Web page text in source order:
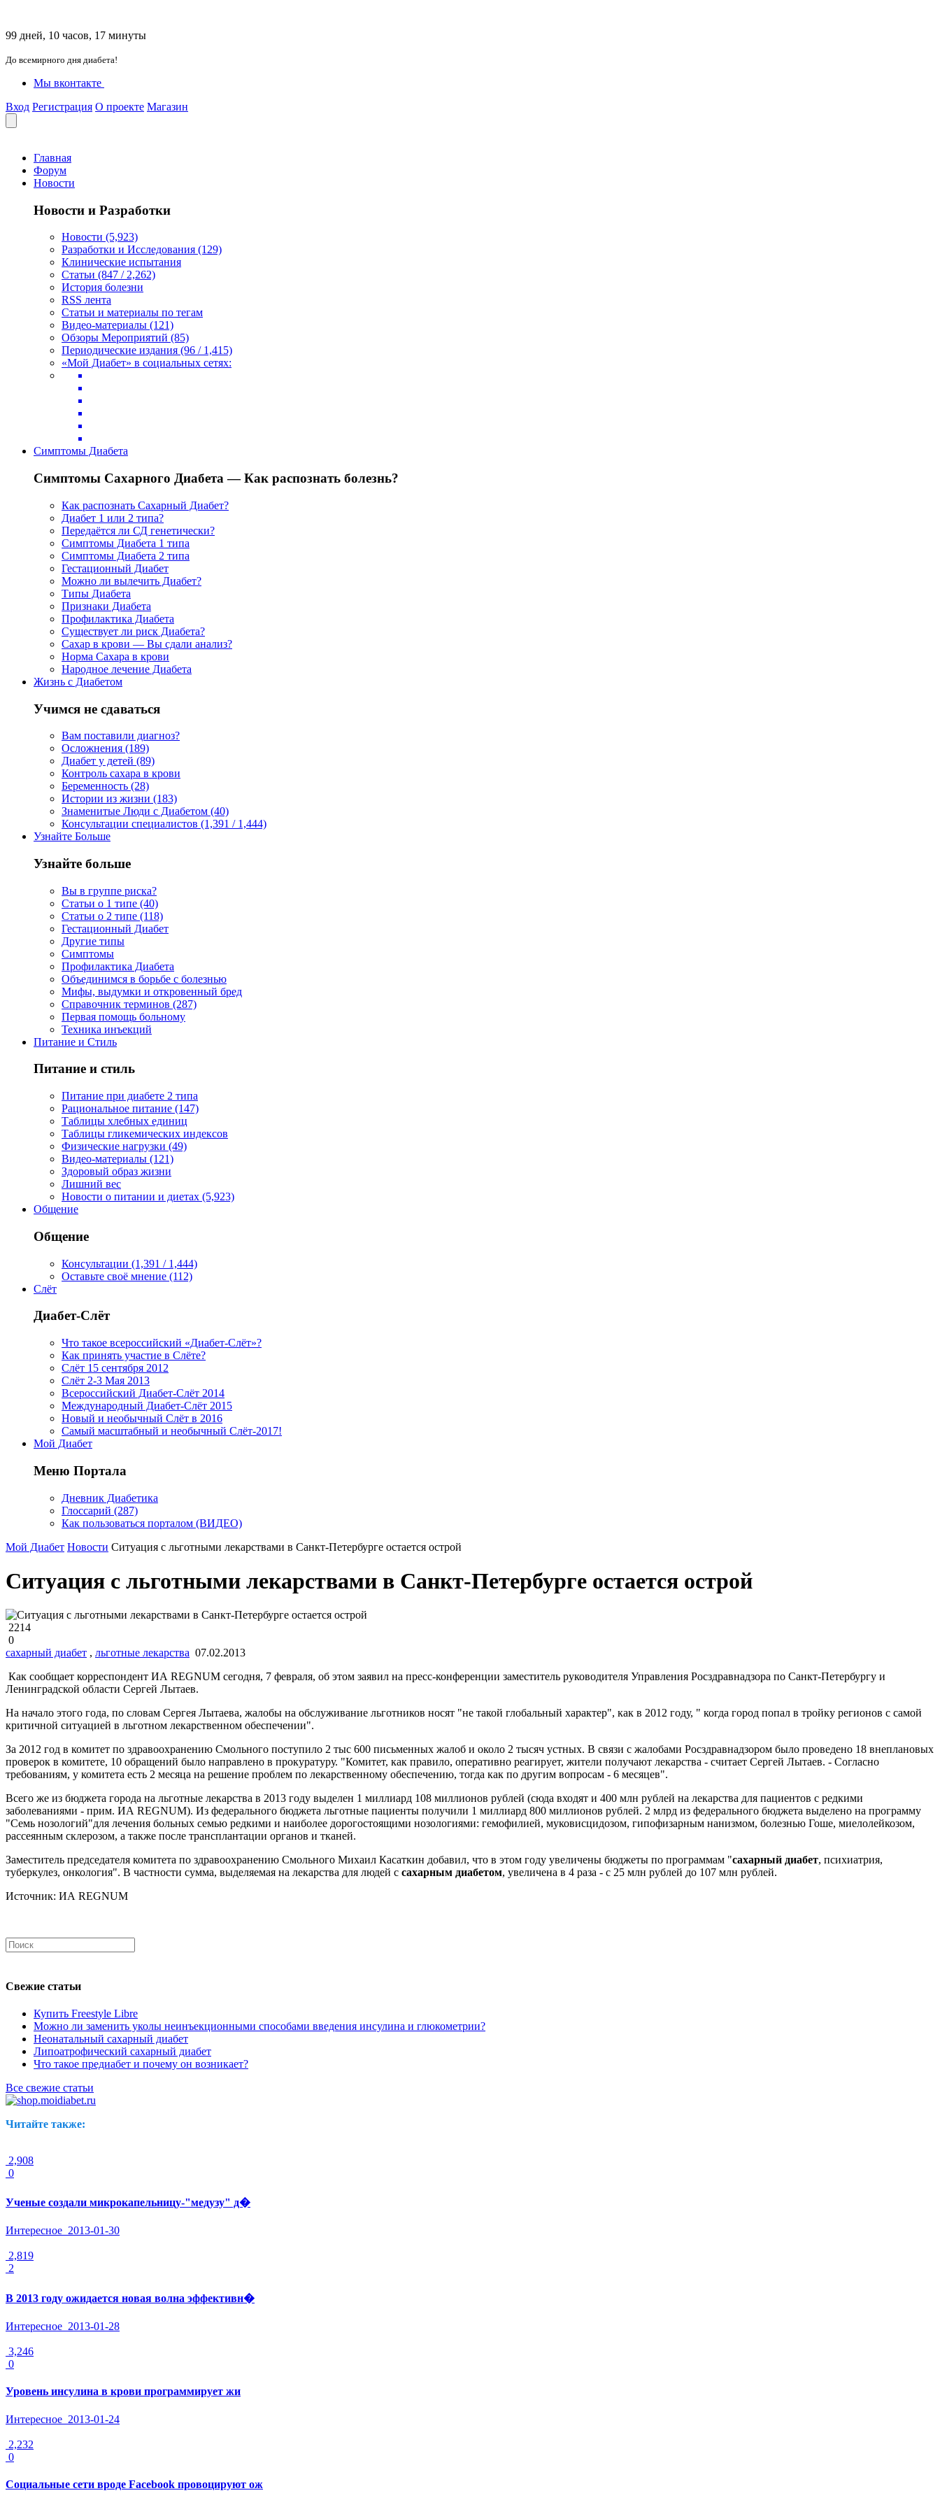
99 дней, 10 часов, 17 минуты
До всемирного дня диабета!
Мы вконтакте
Вход Регистрация О проекте Магазин
Главная
Форум
Новости
Новости и Разработки
Новости (5,923)
Разработки и Исследования (129)
Клинические испытания
Статьи (847 / 2,262)
История болезни
RSS лента
Статьи и материалы по тегам
Видео-материалы (121)
Обзоры Мероприятий (85)
Периодические издания (96 / 1,415)
«Мой Диабет» в социальных сетях:
Симптомы Диабета
Симптомы Сахарного Диабета — Как распознать болезнь?
Как распознать Сахарный Диабет?
Диабет 1 или 2 типа?
Передаётся ли СД генетически?
Симптомы Диабета 1 типа
Симптомы Диабета 2 типа
Гестационный Диабет
Можно ли вылечить Диабет?
Типы Диабета
Признаки Диабета
Профилактика Диабета
Существует ли риск Диабета?
Сахар в крови — Вы сдали анализ?
Норма Сахара в крови
Народное лечение Диабета
Жизнь с Диабетом
Учимся не сдаваться
Вам поставили диагноз?
Осложнения (189)
Диабет у детей (89)
Контроль сахара в крови
Беременность (28)
Истории из жизни (183)
Знаменитые Люди с Диабетом (40)
Консультации специалистов (1,391 / 1,444)
Узнайте Больше
Узнайте больше
Вы в группе риска?
Статьи о 1 типе (40)
Статьи о 2 типе (118)
Гестационный Диабет
Другие типы
Симптомы
Профилактика Диабета
Объединимся в борьбе с болезнью
Мифы, выдумки и откровенный бред
Справочник терминов (287)
Первая помощь больному
Техника инъекций
Питание и Стиль
Питание и стиль
Питание при диабете 2 типа
Рациональное питание (147)
Таблицы хлебных единиц
Таблицы гликемических индексов
Физические нагрузки (49)
Видео-материалы (121)
Здоровый образ жизни
Лишний вес
Новости о питании и диетах (5,923)
Общение
Общение
Консультации (1,391 / 1,444)
Оставьте своё мнение (112)
Слёт
Диабет-Слёт
Что такое всероссийский «Диабет-Слёт»?
Как принять участие в Слёте?
Слёт 15 сентября 2012
Слёт 2-3 Мая 2013
Всероссийский Диабет-Слёт 2014
Международный Диабет-Слёт 2015
Новый и необычный Слёт в 2016
Самый масштабный и необычный Слёт-2017!
Мой Диабет
Меню Портала
Дневник Диабетика
Глоссарий (287)
Как пользоваться порталом (ВИДЕО)
Мой Диабет Новости Ситуация с льготными лекарствами в Санкт-Петербурге остается острой
Ситуация с льготными лекарствами в Санкт-Петербурге остается острой
2214
0
сахарный диабет , льготные лекарства 07.02.2013
Как сообщает корреспондент ИА REGNUM сегодня, 7 февраля, об этом заявил на пресс-конференции заместитель руководителя Управления Росздравнадзора по Санкт-Петербургу и
Ленинградской области Сергей Лытаев.
На начало этого года, по словам Сергея Лытаева, жалобы на обслуживание льготников носят "не такой глобальный характер", как в 2012 году, " когда город попал в тройку регионов с самой
критичной ситуацией в льготном лекарственном обеспечении".
За 2012 год в комитет по здравоохранению Смольного поступило 2 тыс 600 письменных жалоб и около 2 тысяч устных. В связи с жалобами Росздравнадзором было проведено 18 внеплановых
проверок в комитете, 10 обращений было направлено в прокуратуру. "Комитет, как правило, оперативно реагирует, жители получают лекарства - считает Сергей Лытаев. - Согласно
требованиям, у комитета есть 2 месяца на решение проблем по лекарственному обеспечению, тогда как по другим вопросам - 6 месяцев".
Всего же из бюджета города на льготные лекарства в 2013 году выделен 1 миллиард 108 миллионов рублей (сюда входят и 400 млн рублей на лекарства для пациентов с редкими
заболеваниями - прим. ИА REGNUM). Из федерального бюджета льготные пациенты получили 1 миллиард 800 миллионов рублей. 2 млрд из федерального бюджета выделено на программу
"Семь нозологий"для лечения больных семью редкими и наиболее дорогостоящими нозологиями: гемофилией, муковисцидозом, гипофизарным нанизмом, болезнью Гоше, миелолейкозом,
рассеянным склерозом, а также после трансплантации органов и тканей.
Заместитель председателя комитета по здравоохранению Смольного Михаил Касаткин добавил, что в этом году увеличены бюджеты по программам "сахарный диабет, психиатрия,
туберкулез, онкология". В частности сумма, выделяемая на лекарства для людей с сахарным диабетом, увеличена в 4 раза - с 25 млн рублей до 107 млн рублей.
Источник: ИА REGNUM
Свежие статьи
Купить Freestyle Libre
Можно ли заменить уколы неинъекционными способами введения инсулина и глюкометрии?
Неонатальный сахарный диабет
Липоатрофический сахарный диабет
Что такое предиабет и почему он возникает?
Все свежие статьи
Читайте также:
2,908
0
Ученые создали микрокапельницу-"медузу" д�
Интересное 2013-01-30
2,819
2
В 2013 году ожидается новая волна эффективн�
Интересное 2013-01-28
3,246
0
Уровень инсулина в крови программирует жи
Интересное 2013-01-24
2,232
0
Социальные сети вроде Facebook провоцируют ож